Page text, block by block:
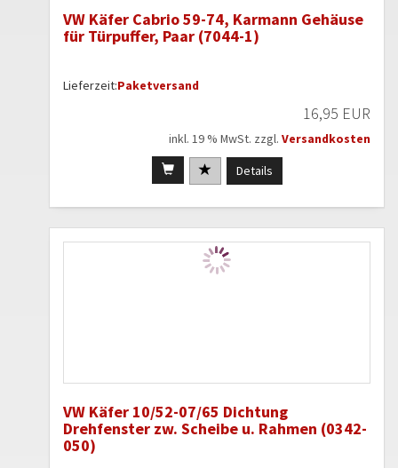
VW Käfer Cabrio 59-74, Karmann Gehäuse
für Türpuffer, Paar (7044-1)
Lieferzeit:Paketversand
16,95 EUR
inkl. 19 % MwSt. zzgl. Versandkosten
Details
VW Käfer 10/52-07/65 Dichtung
Drehfenster zw. Scheibe u. Rahmen (0342-
050)